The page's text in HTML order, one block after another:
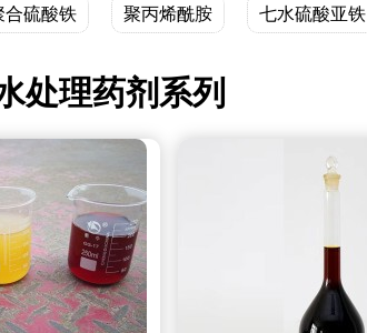
合硫酸铁 聚丙烯酰胺 七水硫酸亚铁
处理药剂系列